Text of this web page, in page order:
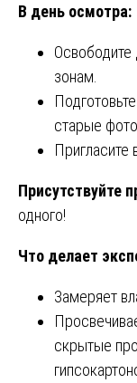
В день осмотра:
зонам.
старые
Пригласите
Присутствуйте
одного!
Что делает
Замеряет
скрытые